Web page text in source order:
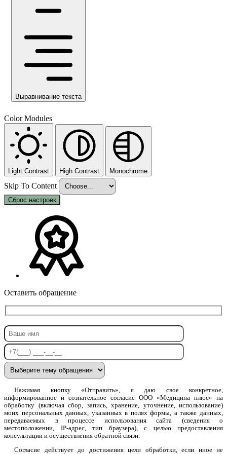
Выравнивание текста
Color Modules
Light Contrast High Contrast Monochrome
Skip To Content
Сброс настроек
Оставить обращение
Нажимая кнопку «Отправить», я даю свое конкретное,
информированное и сознательное согласие ООО «Медицина плюс» на
обработку (включая сбор, запись, хранение, уточнение, использование)
моих персональных данных, указанных в полях формы, а также данных,
передаваемых в процессе использования сайта (сведения о
местоположении, IP-адрес, тип браузера), с целью предоставления
консультации и осуществления обратной связи.
Согласие действует до достижения цели обработки, если иное не